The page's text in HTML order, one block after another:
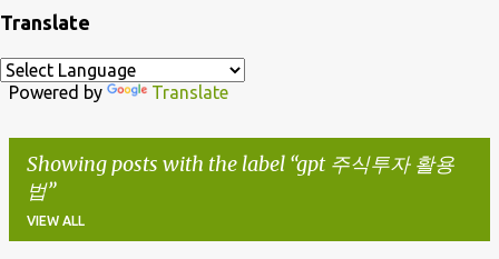
Translate
Powered by Translate
Showing posts with the label gpt 주식투자 활용
법
VIEW ALL